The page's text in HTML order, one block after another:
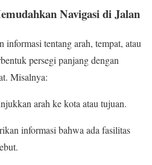
Navigasi di Jalan
tentang arah, tempat, atau
persegi panjang dengan
Misalnya:
arah ke kota atau tujuan.
informasi bahwa ada fasilitas